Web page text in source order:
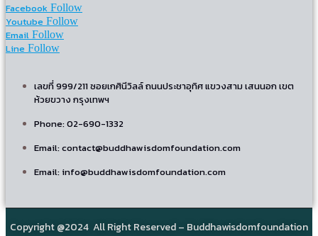
Facebook Follow
Youtube Follow
Email Follow
Line Follow
เลขที่ 999/211 ซอยเกศินีวิลล์ ถนนประชาอุทิศ แขวงสาม เสนนอก เขต
ห้วยขวาง กรุงเทพฯ
Phone: 02-690-1332
Email: contact@buddhawisdomfoundation.com
Email: info@buddhawisdomfoundation.com
Copyright @2024 All Right Reserved – Buddhawisdomfoundation